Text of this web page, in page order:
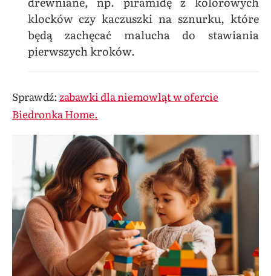
klocków czy kaczuszki na sznurku, które
będą zachęcać malucha do stawiania
pierwszych kroków.
Sprawdź: zabawki dla niemowląt w ofercie
Biedronka Home.